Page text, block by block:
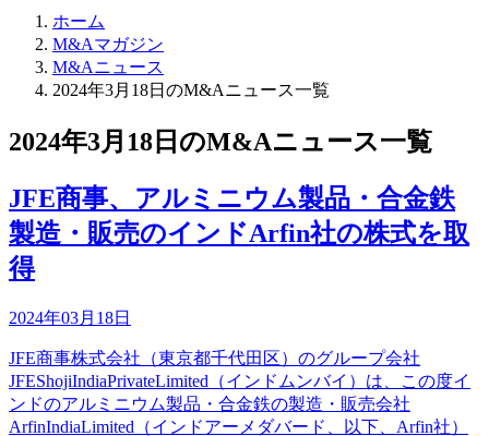
ホーム
M&Aマガジン
M&Aニュース
2024年3月18日のM&Aニュース一覧
2024年3月18日のM&Aニュース一覧
JFE商事、アルミニウム製品・合金鉄
製造・販売のインドArfin社の株式を取
得
2024年03月18日
JFE商事株式会社（東京都千代田区）のグループ会社
JFEShojiIndiaPrivateLimited（インドムンバイ）は、この度イ
ンドのアルミニウム製品・合金鉄の製造・販売会社
ArfinIndiaLimited（インドアーメダバード、以下、Arfin社）